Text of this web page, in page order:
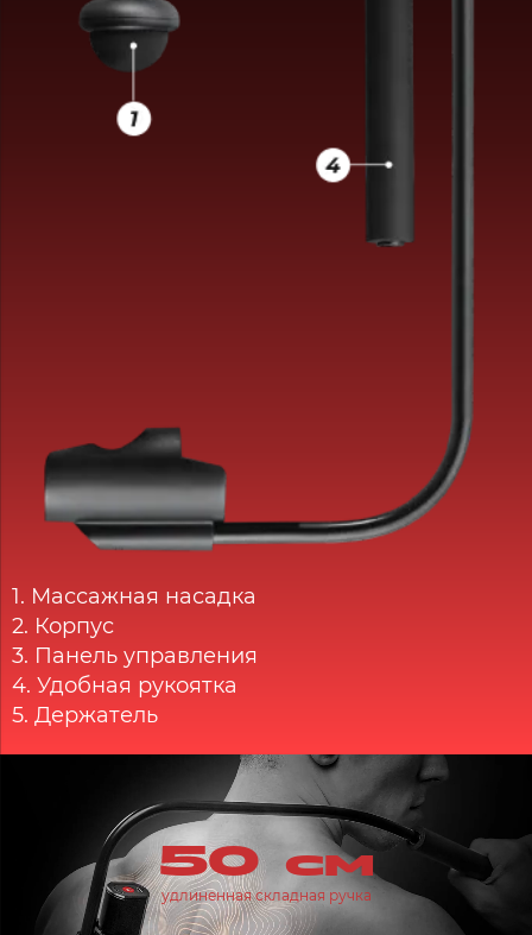
1. Массажная насадка
2. Корпус
3. Панель управления
4. Удобная рукоятка
5. Держатель
50 см
удлиненная складная ручка